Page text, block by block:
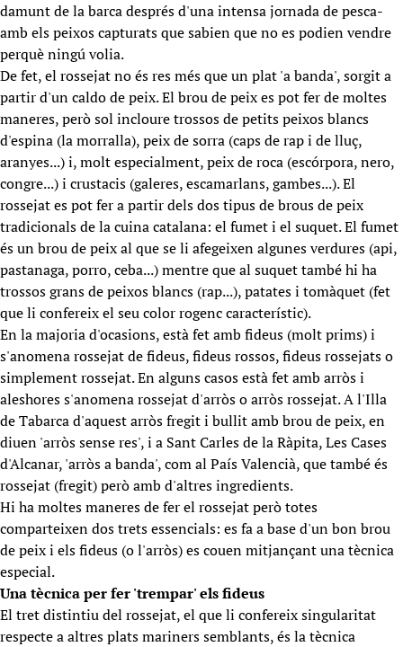
damunt de la barca després d'una intensa jornada de pesca-
amb els peixos capturats que sabien que no es podien vendre
perquè ningú volia.
De fet, el rossejat no és res més que un plat 'a banda', sorgit a
partir d'un caldo de peix. El brou de peix es pot fer de moltes
maneres, però sol incloure trossos de petits peixos blancs
d'espina (la morralla), peix de sorra (caps de rap i de lluç,
aranyes...) i, molt especialment, peix de roca (escórpora, nero,
congre...) i crustacis (galeres, escamarlans, gambes...). El
rossejat es pot fer a partir dels dos tipus de brous de peix
tradicionals de la cuina catalana: el fumet i el suquet. El fumet
és un brou de peix al que se li afegeixen algunes verdures (api,
pastanaga, porro, ceba...) mentre que al suquet també hi ha
trossos grans de peixos blancs (rap...), patates i tomàquet (fet
que li confereix el seu color rogenc característic).
En la majoria d'ocasions, està fet amb fideus (molt prims) i
s'anomena rossejat de fideus, fideus rossos, fideus rossejats o
simplement rossejat. En alguns casos està fet amb arròs i
aleshores s'anomena rossejat d'arròs o arròs rossejat. A l'Illa
de Tabarca d'aquest arròs fregit i bullit amb brou de peix, en
diuen 'arròs sense res', i a Sant Carles de la Ràpita, Les Cases
d'Alcanar, 'arròs a banda', com al País Valencià, que també és
rossejat (fregit) però amb d'altres ingredients.
Hi ha moltes maneres de fer el rossejat però totes
comparteixen dos trets essencials: es fa a base d'un bon brou
de peix i els fideus (o l'arròs) es couen mitjançant una tècnica
especial.
Una tècnica per fer 'trempar' els fideus
El tret distintiu del rossejat, el que li confereix singularitat
respecte a altres plats mariners semblants, és la tècnica